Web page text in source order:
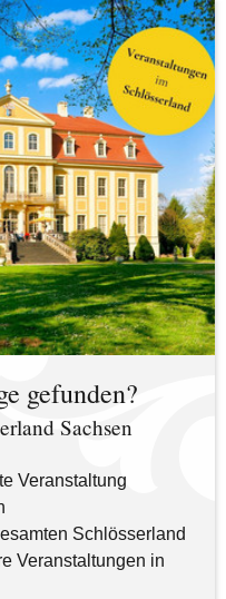
gefunden?
Sachsen
Veranstaltung
Schlösserland
Veranstaltungen in